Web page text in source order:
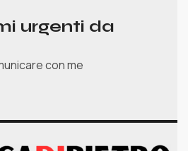
urgenti da
con me